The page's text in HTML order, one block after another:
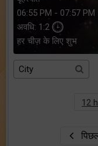
06:55 PM - 07:57 PM
अवधि: 1:2
हर चीज़ के लिए शुभ
12